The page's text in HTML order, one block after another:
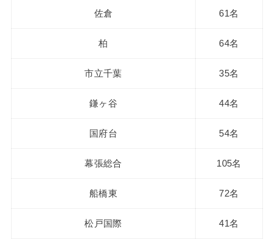
佐倉 61名
柏 64名
市立千葉 35名
鎌ヶ谷 44名
国府台 54名
幕張総合 105名
船橋東 72名
松戸国際 41名